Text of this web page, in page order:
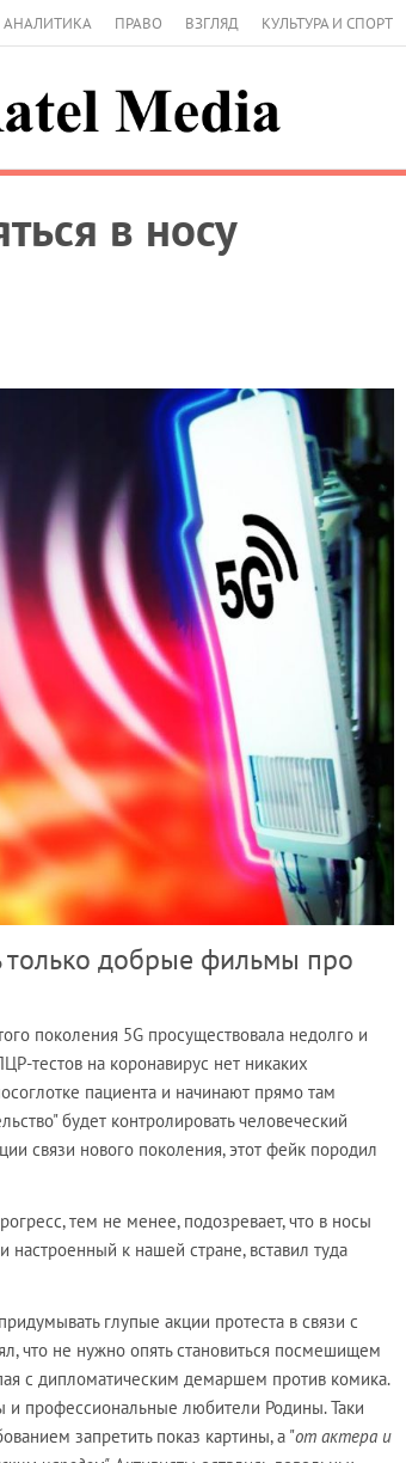
АНАЛИТИКА ПРАВО ВЗГЛЯД КУЛЬТУРА И СПОРТ
в носу
только добрые фильмы про
поколения 5G просуществовала недолго и
тестов на коронавирус нет никаких
пациента и начинают прямо там
будет контролировать человеческий
связи нового поколения, этот фейк породил
тем не менее, подозревает, что в носы
настроенный к нашей стране, вставил туда
глупые акции протеста в связи с
что не нужно опять становиться посмешищем
с дипломатическим демаршем против комика.
и профессиональные любители Родины. Таки
запретить показ картины, а "от актера и